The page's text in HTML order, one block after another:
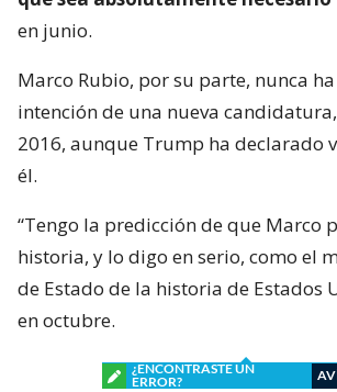
en junio.
Marco Rubio, por su parte, nunca
intención de una nueva
2016, aunque Trump ha declarado
él.
“Tengo la predicción de que Marco
historia, y lo digo en serio, como el
de Estado de la historia de Estados
en octubre.
¿ENCONTRASTE UN
ERROR?